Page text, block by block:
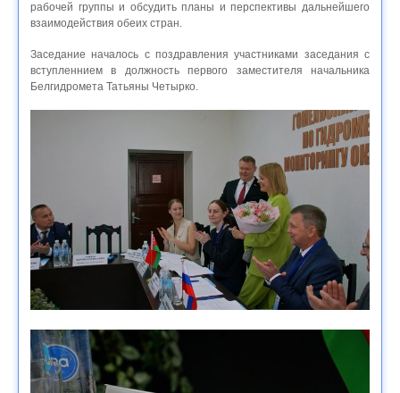
рабочей группы и обсудить планы и перспективы дальнейшего
взаимодействия обеих стран.
Заседание началось с поздравления участниками заседания с
вступленнием в должность первого заместителя начальника
Белгидромета Татьяны Четырко.